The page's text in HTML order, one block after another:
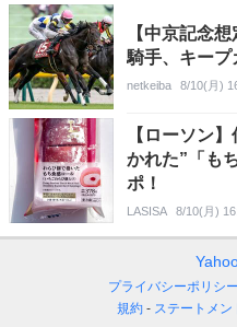
【中京記念
騎手、キープ
netkeiba 8/10(月)
【ローソン
かれた”「も
ポ！
LASISA 8/10(月)
プライバシーポリシー
規約
ステートメン